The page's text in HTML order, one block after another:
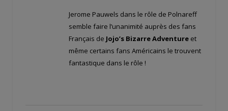
Jerome Pauwels dans le rôle de Polnareff
semble faire l’unanimité auprès des fans
Français de Jojo’s Bizarre Adventure et
même certains fans Américains le trouvent
fantastique dans le rôle !